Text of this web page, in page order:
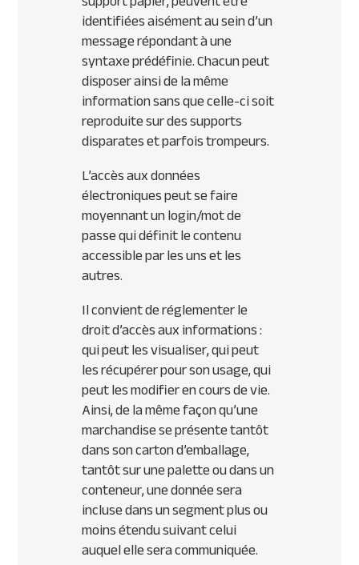
identifiées aisément au sein d’un
message répondant à une
syntaxe prédéfinie. Chacun peut
disposer ainsi de la même
information sans que celle-ci soit
reproduite sur des supports
disparates et parfois trompeurs.
L’accès aux données
électroniques peut se faire
moyennant un login/mot de
passe qui définit le contenu
accessible par les uns et les
autres.
Il convient de réglementer le
droit d’accès aux informations :
qui peut les visualiser, qui peut
les récupérer pour son usage, qui
peut les modifier en cours de vie.
Ainsi, de la même façon qu’une
marchandise se présente tantôt
dans son carton d’emballage,
tantôt sur une palette ou dans un
conteneur, une donnée sera
incluse dans un segment plus ou
moins étendu suivant celui
auquel elle sera communiquée.